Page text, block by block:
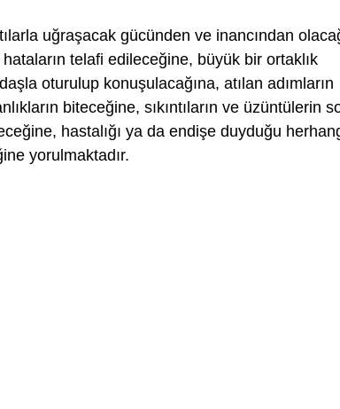
uğraşacak gücünden ve inancından
telafi edileceğine, büyük bir ortaklık
oturulup konuşulacağına, atılan adımların
biteceğine, sıkıntıların ve üzüntülerin
hastalığı ya da endişe duyduğu
yorulmaktadır.